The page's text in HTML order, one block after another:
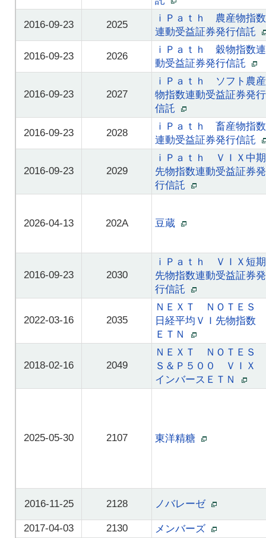
2016-09-23 2025
ｉＰａｔｈ 農産物指数
連動受益証券発行信託
2016-09-23 2026
ｉＰａｔｈ 穀物指数連
動受益証券発行信託
2016-09-23 2027
ｉＰａｔｈ ソフト農産
物指数連動受益証券発行
信託
2016-09-23 2028
ｉＰａｔｈ 畜産物指数
連動受益証券発行信託
2016-09-23 2029
ｉＰａｔｈ ＶＩＸ中期
先物指数連動受益証券発
行信託
2026-04-13 202A 豆蔵
2016-09-23 2030
ｉＰａｔｈ ＶＩＸ短期
先物指数連動受益証券発
行信託
2022-03-16 2035
ＮＥＸＴ ＮＯＴＥＳ
日経平均ＶＩ先物指数
ＥＴＮ
2018-02-16 2049
ＮＥＸＴ ＮＯＴＥＳ
Ｓ＆Ｐ５００ ＶＩＸ
インバースＥＴＮ
2025-05-30 2107 東洋精糖
2016-11-25 2128 ノバレーゼ
2017-04-03 2130 メンバーズ